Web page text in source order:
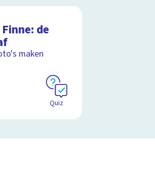
de
maken
Quiz